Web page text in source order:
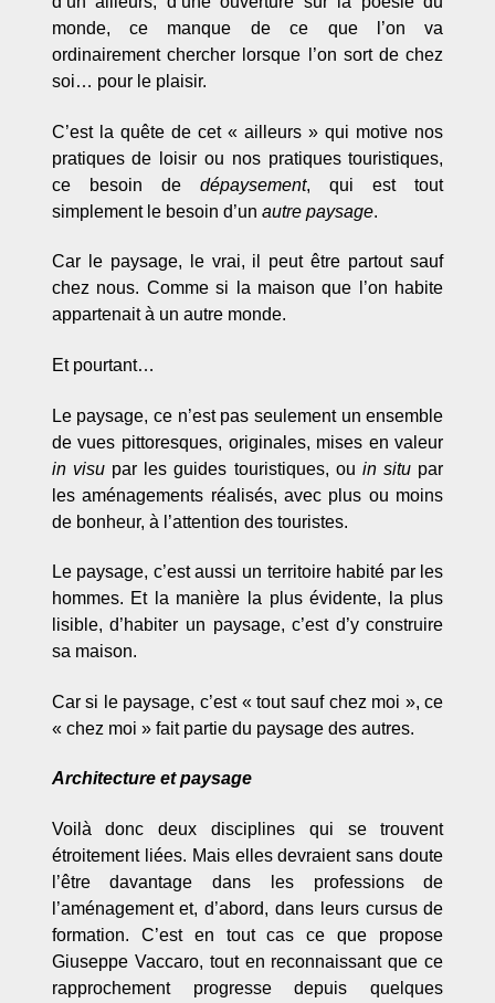
monde, ce manque de ce que l’on va
ordinairement chercher lorsque l’on sort de chez
soi… pour le plaisir.
C’est la quête de cet « ailleurs » qui motive nos
pratiques de loisir ou nos pratiques touristiques,
ce besoin de dépaysement, qui est tout
simplement le besoin d’un autre paysage.
Car le paysage, le vrai, il peut être partout sauf
chez nous. Comme si la maison que l’on habite
appartenait à un autre monde.
Et pourtant…
Le paysage, ce n’est pas seulement un ensemble
de vues pittoresques, originales, mises en valeur
in visupar les guides touristiques, ou in situ par
les aménagements réalisés, avec plus ou moins
de bonheur, à l’attention des touristes.
Le paysage, c’est aussi un territoire habité par les
hommes. Et la manière la plus évidente, la plus
lisible, d’habiter un paysage, c’est d’y construire
sa maison.
Car si le paysage, c’est « tout sauf chez moi », ce
« chez moi » fait partie du paysage des autres.
Architecture et paysage
Voilà donc deux disciplines qui se trouvent
étroitement liées. Mais elles devraient sans doute
l’être davantage dans les professions de
l’aménagement et, d’abord, dans leurs cursus de
formation. C’est en tout cas ce que propose
Giuseppe Vaccaro, tout en reconnaissant que ce
rapprochement progresse depuis quelques